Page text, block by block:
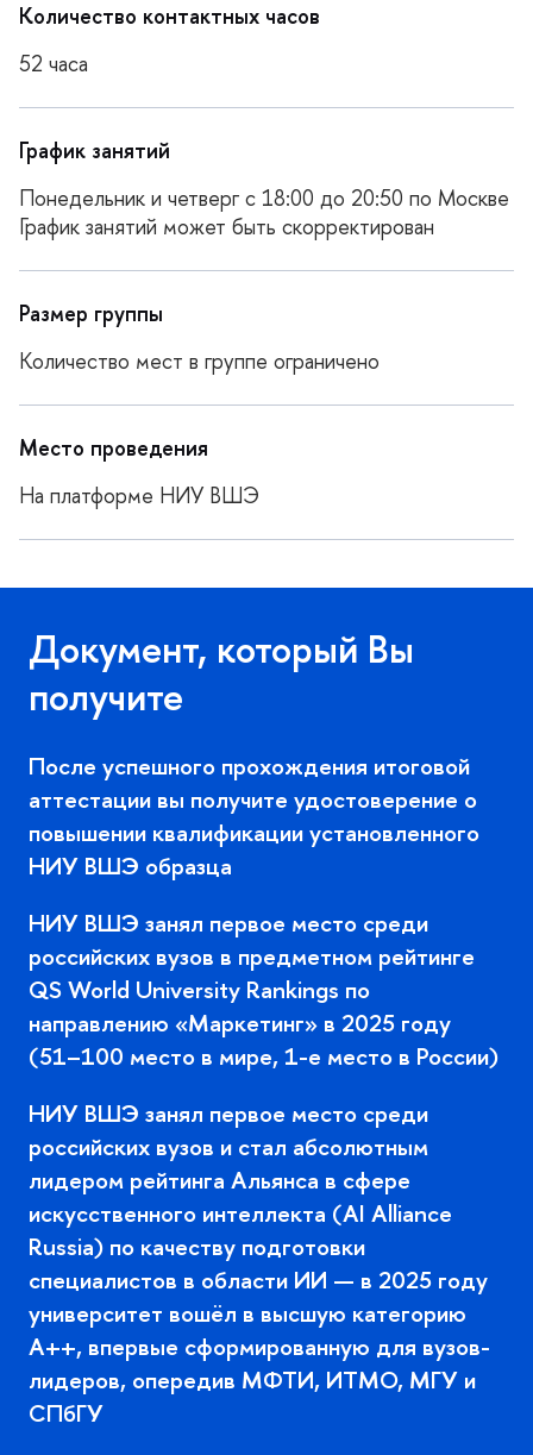
Количество контактных часо
52 часа
График занятий
Понедельник и четверг с 18:00 до 20:50 по Москве
График занятий может быть скорректирован
Размер группы
Количество мест в группе ограничено
Место проведения
На платформе НИУ ВШЭ
Документ, который Вы
получите
После успешного прохождения итоговой
аттестации вы получите удостоверение о
повышении квалификации установленного
НИУ ВШЭ образца
НИУ ВШЭ занял первое место среди
российских вузов в предметном рейтинге
QS World University Rankings по
направлению «Маркетинг» в 2025 году
(51–100 место в мире, 1-е место в России)
НИУ ВШЭ занял первое место среди
российских вузов и стал абсолютным
лидером рейтинга Альянса в сфере
искусственного интеллекта (AI Alliance
Russia) по качеству подготовки
специалистов в области ИИ — в 2025 году
университет вошёл в высшую категорию
A++, впервые сформированную для вузов-
лидеров, опередив МФТИ, ИТМО, МГУ и
СПбГУ